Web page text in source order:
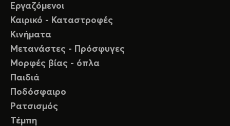
Εργαζόμενοι
Καιρικό - Καταστροφές
Κινήματα
Μετανάστες - Πρόσφυγες
Μορφές βίας - όπλα
Παιδιά
Ποδόσφαιρο
Ρατσισμός
Τέμπη